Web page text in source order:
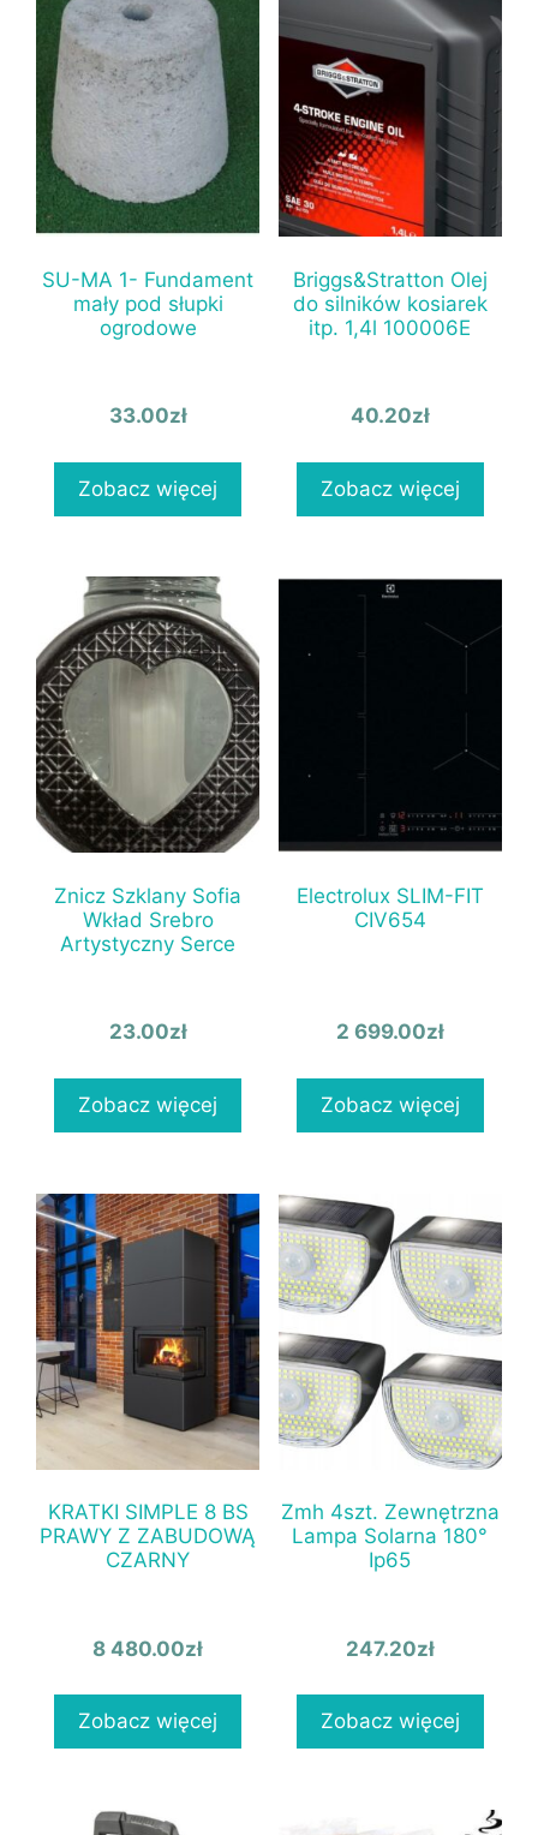
SU-MA 1- Fundament
mały pod słupki
ogrodowe
33.00zł
Zobacz więcej
Briggs&Stratton Olej
do silników kosiarek
itp. 1,4l 100006E
40.20zł
Zobacz więcej
Znicz Szklany Sofia
Wkład Srebro
Artystyczny Serce
23.00zł
Zobacz więcej
Electrolux SLIM-FIT
CIV654
2 699.00zł
Zobacz więcej
KRATKI SIMPLE 8 BS
PRAWY Z ZABUDOWĄ
CZARNY
8 480.00zł
Zobacz więcej
Zmh 4szt. Zewnętrzna
Lampa Solarna 180°
Ip65
247.20zł
Zobacz więcej